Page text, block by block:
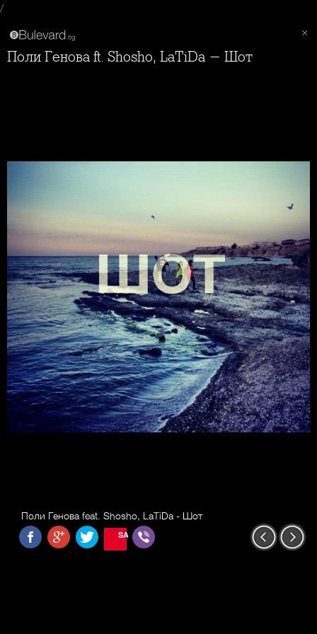
/
Поли Генова ft. Shosho, LaTiDa - Шот
Поли Генова feat. Shosho, LaTiDa - Шот
SAVE